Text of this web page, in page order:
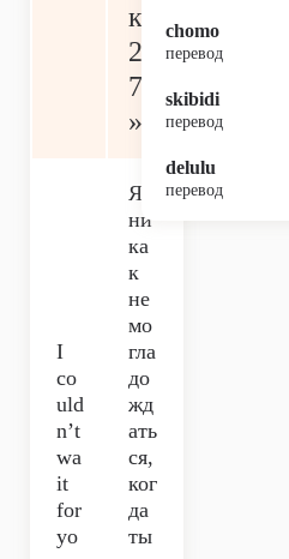
к
20
77
»)
I
co
uld
n’t
wa
it
for
yo
Я
ни
ка
к
не
мо
гла
до
жд
ать
ся,
ког
да
ты
chomo
перевод
skibidi
перевод
delulu
перевод